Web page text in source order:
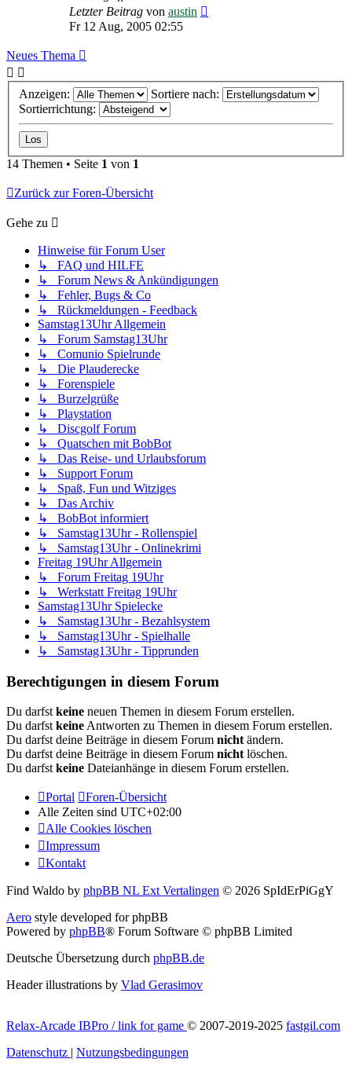
Letzter Beitrag von austin
Fr 12 Aug, 2005 02:55
Neues Thema
Anzeigen:
Sortiere nach:
Sortierrichtung:
14 Themen • Seite 1 von 1
Zurück zur Foren-Übersicht
Gehe zu
Hinweise für Forum User
↳ FAQ und HILFE
↳ Forum News & Ankündigungen
↳ Fehler, Bugs & Co
↳ Rückmeldungen - Feedback
Samstag13Uhr Allgemein
↳ Forum Samstag13Uhr
↳ Comunio Spielrunde
↳ Die Plauderecke
↳ Forenspiele
↳ Burzelgrüße
↳ Playstation
↳ Discgolf Forum
↳ Quatschen mit BobBot
↳ Das Reise- und Urlaubsforum
↳ Support Forum
↳ Spaß, Fun und Witziges
↳ Das Archiv
↳ BobBot informiert
↳ Samstag13Uhr - Rollenspiel
↳ Samstag13Uhr - Onlinekrimi
Freitag 19Uhr Allgemein
↳ Forum Freitag 19Uhr
↳ Werkstatt Freitag 19Uhr
Samstag13Uhr Spielecke
↳ Samstag13Uhr - Bezahlsystem
↳ Samstag13Uhr - Spielhalle
↳ Samstag13Uhr - Tipprunden
Berechtigungen in diesem Forum
Du darfstkeine neuen Themen in diesem Forum erstellen.
Du darfstkeineAntworten zu Themen in diesem Forum erstellen.
Du darfst deine Beiträge in diesem Forum nichtändern.
Du darfst deine Beiträge in diesem Forum nichtlöschen.
Du darfstkeine Dateianhänge in diesem Forum erstellen.
Portal
Foren-Übersicht
Alle Zeiten sind UTC+02:00
Alle Cookies löschen
Impressum
Kontakt
Find Waldo by phpBB NL Ext Vertalingen © 2026 SpIdErPiGgY
Aero style developed for phpBB
Powered by phpBB® Forum Software © phpBB Limited
Deutsche Übersetzung durch phpBB.de
Header illustrations by Vlad Gerasimov
Relax-Arcade IBPro / link for game © 2007-2019-2025 fastgil.com
Datenschutz | Nutzungsbedingungen